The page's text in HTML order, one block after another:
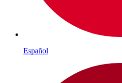
Español